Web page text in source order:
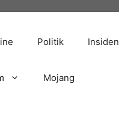
Politik Insiden
Mojang